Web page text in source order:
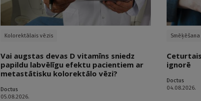
Kolorektālais vēzis
Vai augstas devas D vitamīns sniedz
papildu labvēlīgu efektu pacientiem ar
metastātisku kolorektālo vēzi?
Doctus
05.08.2026.
Smēķēšana
ignorē
Doctus
04.08.2026.